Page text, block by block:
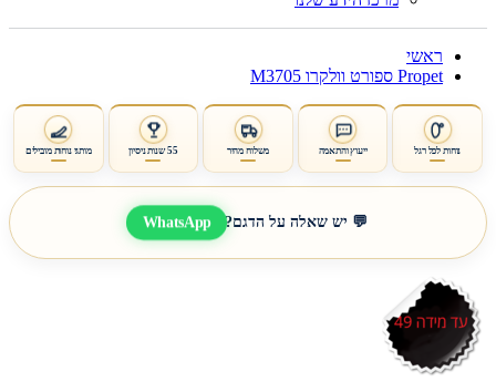
ראשי
Propet ספורט וולקרו M3705
נוחות לכל רגל ייעוץ והתאמה משלוח מהיר 55 שנות ניסיון מותגי נוחות מובילים
💬 יש שאלה על הדגם? WhatsApp